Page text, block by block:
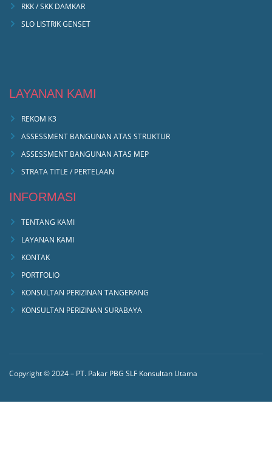
RKK / SKK DAMKAR
SLO LISTRIK GENSET
LAYANAN KAMI
REKOM K3
ASSESSMENT BANGUNAN ATAS STRUKTUR
ASSESSMENT BANGUNAN ATAS MEP
STRATA TITLE / PERTELAAN
INFORMASI
TENTANG KAMI
LAYANAN KAMI
KONTAK
PORTFOLIO
KONSULTAN PERIZINAN TANGERANG
KONSULTAN PERIZINAN SURABAYA
Copyright © 2024 – PT. Pakar PBG SLF Konsultan Utama